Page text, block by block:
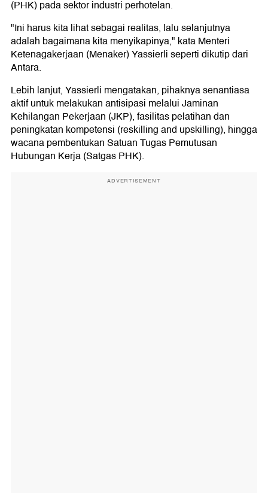
(PHK) pada sektor industri perhotelan.
"Ini harus kita lihat sebagai realitas, lalu selanjutnya
adalah bagaimana kita menyikapinya," kata Menteri
Ketenagakerjaan (Menaker) Yassierli seperti dikutip dari
Antara.
Lebih lanjut, Yassierli mengatakan, pihaknya senantiasa
aktif untuk melakukan antisipasi melalui Jaminan
Kehilangan Pekerjaan (JKP), fasilitas pelatihan dan
peningkatan kompetensi (reskilling and upskilling), hingga
wacana pembentukan Satuan Tugas Pemutusan
Hubungan Kerja (Satgas PHK).
ADVERTISEMENT